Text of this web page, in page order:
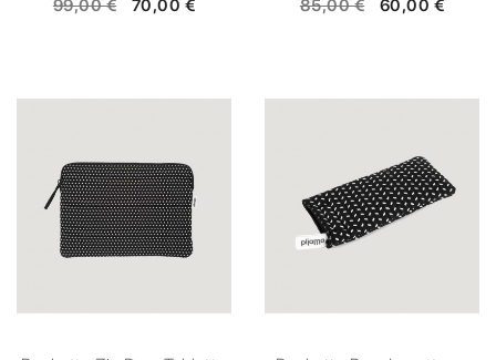
99,00 € 70,00 € 85,00 € 60,00 €